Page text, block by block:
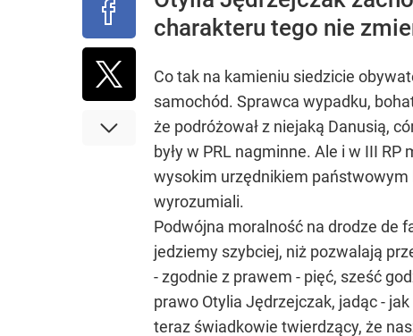
charakteru tego nie
Co tak na kamieniu siedzicie
samochód. Sprawca wypadku,
że podróżował z niejaką Danusią,
były w PRL nagminne. Ale i w III
wysokim urzędnikiem państwowym
wyrozumiali.
Podwójna moralność na drodze de
jedziemy szybciej, niż pozwalają
- zgodnie z prawem - pięć, sześć
prawo Otylia Jędrzejczak, jadąc -
teraz świadkowie twierdzący, że